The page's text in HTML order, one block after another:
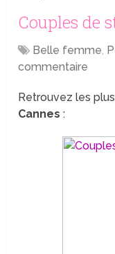
Couples de
Belle femme,
commentaire
Retrouvez les
Cannes :